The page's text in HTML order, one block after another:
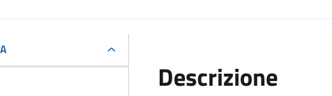
Descrizione